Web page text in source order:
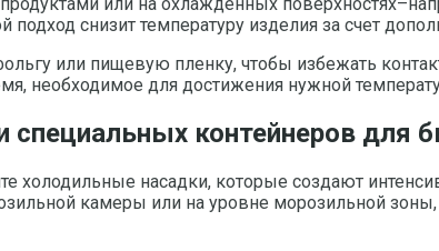
снизит температуру изделия за счет
или пищевую пленку, чтобы избежать
необходимое для достижения нужной
специальных контейнеров для
холодильные насадки, которые создают
камеры или на уровне морозильной